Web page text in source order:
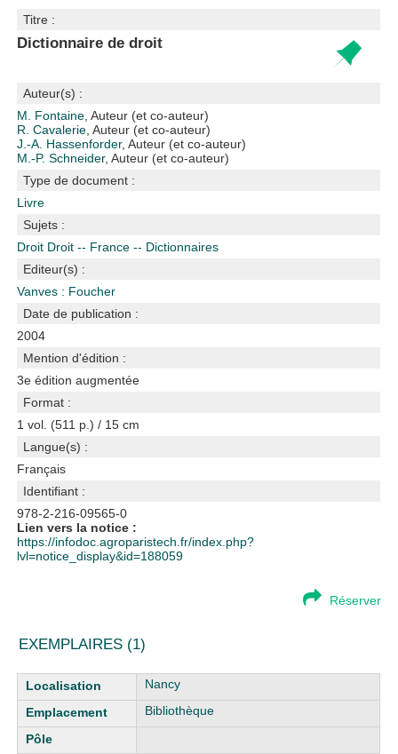
Titre :
Dictionnaire de droit
Auteur(s) :
M. Fontaine , Auteur (et co-auteur)
R. Cavalerie , Auteur (et co-auteur)
J.-A. Hassenforder, Auteur (et co-auteur)
M.-P. Schneider, Auteur (et co-auteur)
Type de document :
Livre
Sujets :
Droit Droit -- France -- Dictionnaires
Editeur(s) :
Vanves : Foucher
Date de publication :
2004
Mention d'édition :
3e édition augmentée
Format :
1 vol. (511 p.) / 15 cm
Langue(s) :
Français
Identifiant :
978-2-216-09565-0
Lien vers la notice :
https://infodoc.agroparistech.fr/index.php?
lvl=notice_display&id=188059
Réserver
EXEMPLAIRES (1)
Liste des exemplaires
Nancy
Bibliothèque